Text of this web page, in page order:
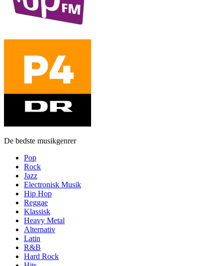
De bedste musikgenrer
Pop
Rock
Jazz
Electronisk Musik
Hip Hop
Reggae
Klassisk
Heavy Metal
Alternativ
Latin
R&B
Hard Rock